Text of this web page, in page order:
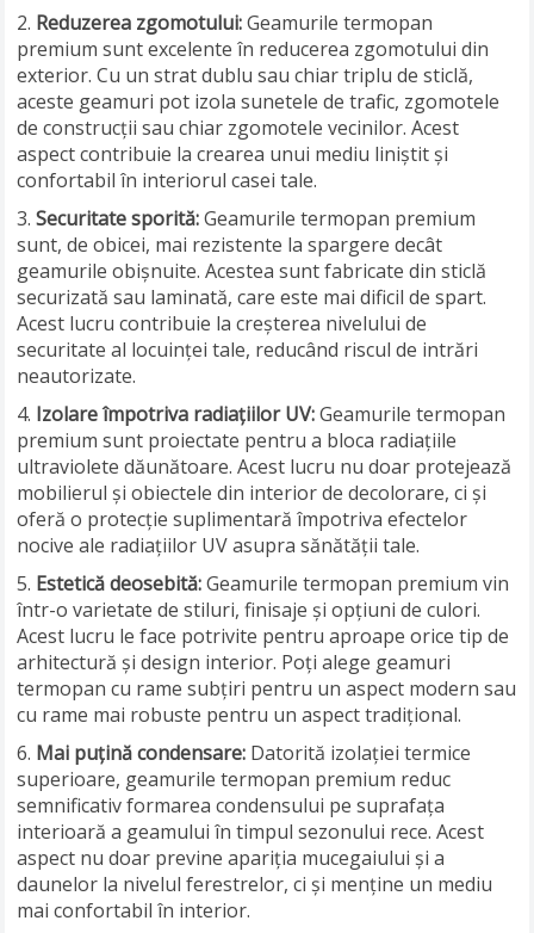
Reduzerea zgomotului:Geamurile termopan
premium sunt excelente în reducerea zgomotului din
exterior. Cu un strat dublu sau chiar triplu de sticlă,
aceste geamuri pot izola sunetele de trafic, zgomotele
de construcții sau chiar zgomotele vecinilor. Acest
aspect contribuie la crearea unui mediu liniștit și
confortabil în interiorul casei tale.
Securitate sporită:Geamurile termopan premium
sunt, de obicei, mai rezistente la spargere decât
geamurile obișnuite. Acestea sunt fabricate din sticlă
securizată sau laminată, care este mai dificil de spart.
Acest lucru contribuie la creșterea nivelului de
securitate al locuinței tale, reducând riscul de intrări
neautorizate.
Izolare împotriva radiațiilor UV:Geamurile termopan
premium sunt proiectate pentru a bloca radiațiile
ultraviolete dăunătoare. Acest lucru nu doar protejează
mobilierul și obiectele din interior de decolorare, ci și
oferă o protecție suplimentară împotriva efectelor
nocive ale radiațiilor UV asupra sănătății tale.
Estetică deosebită:Geamurile termopan premium vin
într-o varietate de stiluri, finisaje și opțiuni de culori.
Acest lucru le face potrivite pentru aproape orice tip de
arhitectură și design interior. Poți alege geamuri
termopan cu rame subțiri pentru un aspect modern sau
cu rame mai robuste pentru un aspect tradițional.
Mai puțină condensare: Datorită izolației termice
superioare, geamurile termopan premium reduc
semnificativ formarea condensului pe suprafața
interioară a geamului în timpul sezonului rece. Acest
aspect nu doar previne apariția mucegaiului și a
daunelor la nivelul ferestrelor, ci și menține un mediu
mai confortabil în interior.